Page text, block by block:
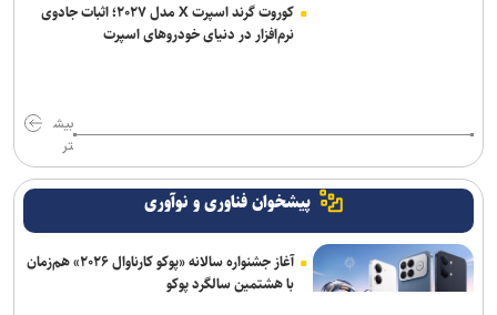
کوروت گرند اسپرت X مدل ۲۰۲۷؛ اثبات جادوی
نرم‌افزار در دنیای خودروهای اسپرت
بیش
تر
پیشخوان فناوری و نوآوری
آغاز جشنواره سالانه «پوکو کارناوال ۲۰۲۶» هم‌زمان
با هشتمین سالگرد پوکو